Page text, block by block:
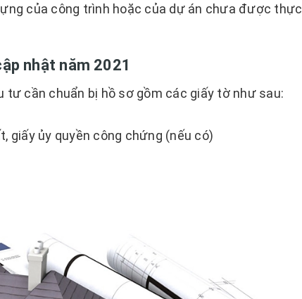
của công trình hoặc của dự án chưa được thực
nhật năm 2021
cần chuẩn bị hồ sơ gồm các giấy tờ như sau:
ủy quyền công chứng (nếu có)